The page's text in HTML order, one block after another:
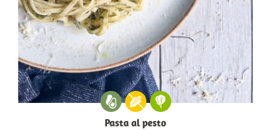
Pasta al pesto